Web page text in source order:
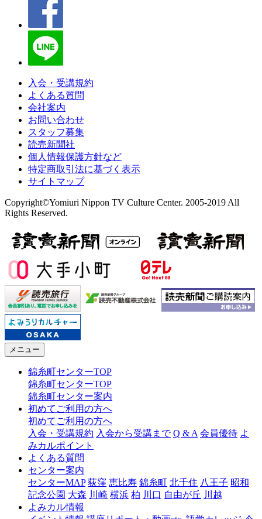
入会・受講規約
よくある質問
会社案内
お問い合わせ
スタッフ募集
読売新聞社
個人情報保護方針など
特定商取引法に基づく表示
サイトマップ
Copyright©Yomiuri Nippon TV Culture Center. 2005-2019 All
Rights Reserved.
メニュー
錦糸町センターTOP
錦糸町センターTOP
錦糸町センター案内
初めてご利用の方へ
初めてご利用の方へ
入会・受講規約 入会から受講まで Q & A 会員優待 よ
みカルポイント
よくある質問
センター案内
センターMAP 荻窪 恵比寿 錦糸町 北千住 八王子 昭和
記念公園 大森 川崎 横浜 柏 川口 自由が丘 川越
よみカル情報